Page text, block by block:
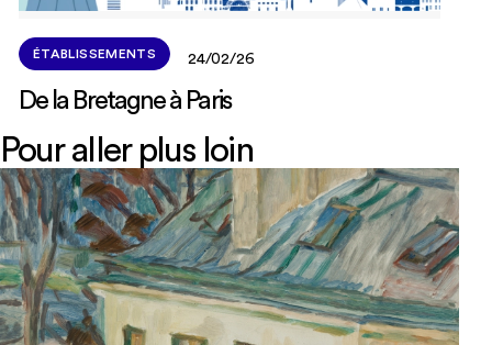
ÉTABLISSEMENTS 24/02/26
De la Bretagne à Paris
Pour aller plus loin